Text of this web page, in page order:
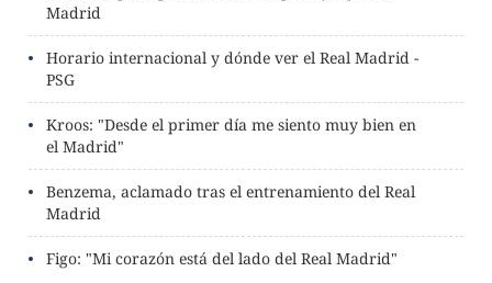
Madrid
Horario internacional y dónde ver el Real Madrid -
PSG
Kroos: "Desde el primer día me siento muy bien en
el Madrid"
Benzema, aclamado tras el entrenamiento del Real
Madrid
Figo: "Mi corazón está del lado del Real Madrid"